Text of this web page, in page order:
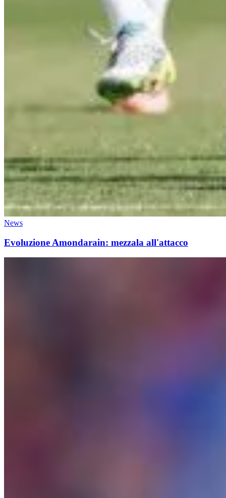
News
Evoluzione Amondarain: mezzala all'attacco